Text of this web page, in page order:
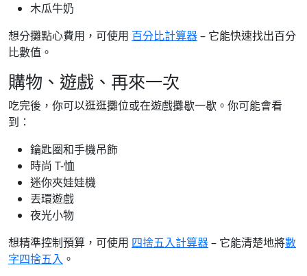
木瓜牛奶
想分攤點心費用，可使用 百分比計算器– 它能快速找出百分
比數值。
購物、遊戲、再來一次
吃完後，你可以逛逛攤位或在遊戲攤歇一歇。你可能會看
到：
鑰匙圈和手機吊飾
時尚 T-恤
迷你夾娃娃機
丟環遊戲
夜光小物
想精準控制預算，可使用 四捨五入計算器– 它能清楚地將數
字四捨五入 。